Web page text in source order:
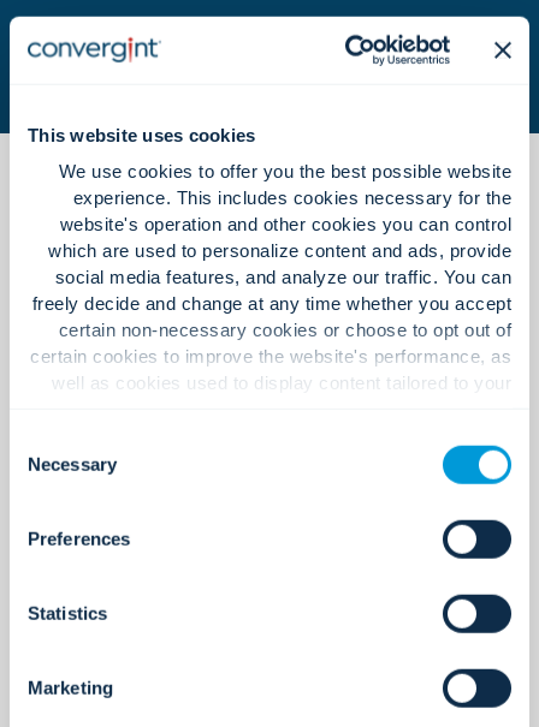
This website uses cookies
We use cookies to offer you the best possible website
experience. This includes cookies necessary for the
website's operation and other cookies you can control
which are used to personalize content and ads, provide
social media features, and analyze our traffic. You can
freely decide and change at any time whether you accept
certain non-necessary cookies or choose to opt out of
certain cookies to improve the website's performance, as
well as cookies used to display content tailored to your
cookies. Click "Show details" below for more information
about who we share your information with.
Selection
Necessary
Preferences
Statistics
Marketing
ما الذي ستجدونه لدينا.
ثقافة إنسانية، مسؤولة، ومصممة لتعزيز